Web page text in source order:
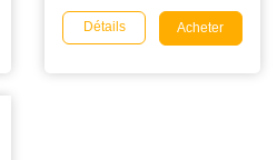
Détails Acheter